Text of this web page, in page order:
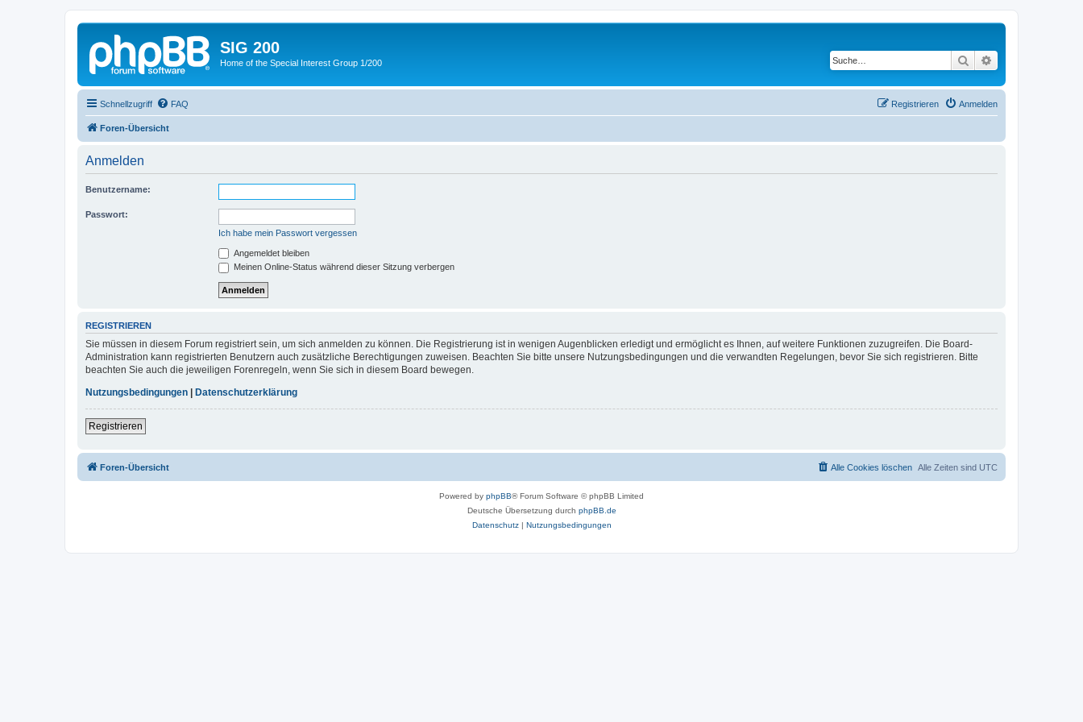
SIG 200
Home of the Special Interest Group 1/200 Suche
Schnellzugriff FAQ Anmelden
Registrieren
Foren-Übersicht
Anmelden
Benutzername:
Passwort:
Ich habe mein Passwort vergessen
Angemeldet bleiben
Meinen Online-Status während dieser Sitzung verbergen
REGISTRIEREN
Sie müssen in diesem Forum registriert sein, um sich anmelden zu können. Die Registrierung ist in wenigen Augenblicken erledigt und ermöglicht es Ihnen, auf weitere Funktionen zuzugreifen. Die Board-
Administration kann registrierten Benutzern auch zusätzliche Berechtigungen zuweisen. Beachten Sie bitte unsere Nutzungsbedingungen und die verwandten Regelungen, bevor Sie sich registrieren. Bitte
beachten Sie auch die jeweiligen Forenregeln, wenn Sie sich in diesem Board bewegen.
Nutzungsbedingungen
Datenschutzerklärung
Registrieren
Foren-Übersicht Alle Zeiten sind UTC
Alle Cookies löschen
Powered by phpBB® Forum Software © phpBB Limited
Deutsche Übersetzung durch phpBB.de
Datenschutz| Nutzungsbedingungen